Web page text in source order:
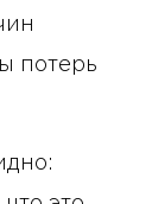
потерь